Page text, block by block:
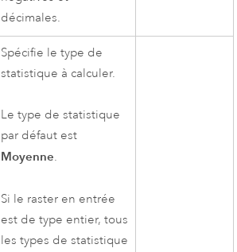
décimales.
Spécifie le type de
statistique à calculer.
Le type de statistique
par défaut est
Moyenne.
Si le raster en entrée
est de type entier, tous
les types de statistique